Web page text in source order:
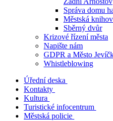
Správa domu
Městská
Sběrný dvůr
Krizové řízení města
Napište nám
GDPR a Město
Whistleblowing
Úřední deska
Kontakty
Kultura
Turistické infocentrum
Městská policie